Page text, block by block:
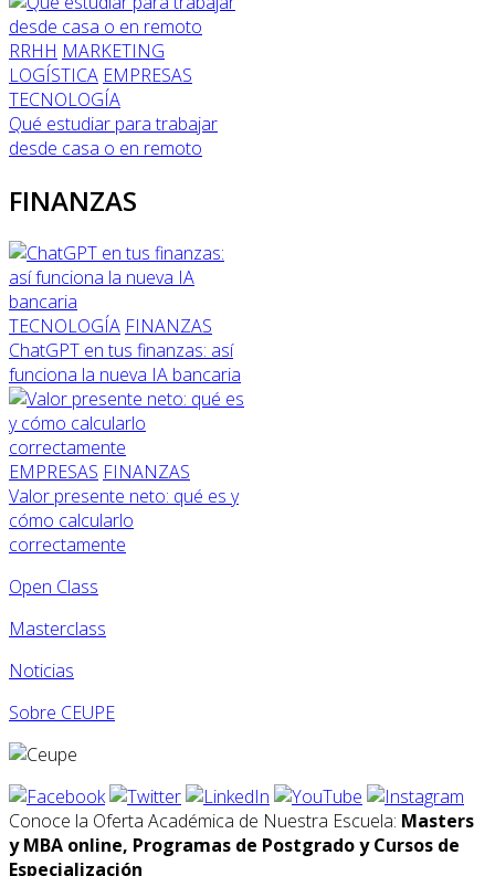
RRHH MARKETING
LOGÍSTICA EMPRESAS
TECNOLOGÍA
Qué estudiar para trabajar
desde casa o en remoto
FINANZAS
TECNOLOGÍA FINANZAS
ChatGPT en tus finanzas: así
funciona la nueva IA bancaria
EMPRESAS FINANZAS
Valor presente neto: qué es y
cómo calcularlo
correctamente
Open Class
Masterclass
Noticias
Sobre CEUPE
Conoce la Oferta Académica de Nuestra Escuela: Masters
y MBA online, Programas de Postgrado y Cursos de
Especialización